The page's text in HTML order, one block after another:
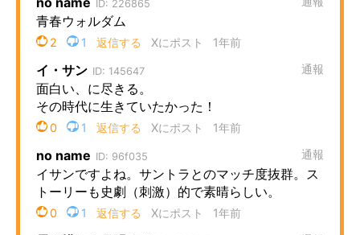
経営リーダーのコミュニティ
ITエンジニア向け専門サイト
企業向けIT製品の総合サイト
IT製品の技術・比較・事例
製造業のIT導入・活用を支援